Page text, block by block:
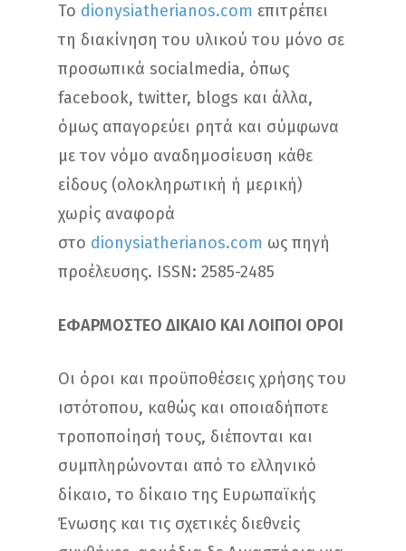
Το dionysiatherianos.com επιτρέπει
τη διακίνηση του υλικού του μόνο σε
προσωπικά socialmedia, όπως
facebook, twitter, blogs και άλλα,
όμως απαγορεύει ρητά και σύμφωνα
με τον νόμο αναδημοσίευση κάθε
είδους (ολοκληρωτική ή μερική)
χωρίς αναφορά
στο dionysiatherianos.com ως πηγή
προέλευσης. ISSN: 2585-2485
ΕΦΑΡΜΟΣΤΕΟ ΔΙΚΑΙΟ ΚΑΙ ΛΟΙΠΟΙ ΟΡΟΙ
Οι όροι και προϋποθέσεις χρήσης του
ιστότοπου, καθώς και οποιαδήποτε
τροποποίησή τους, διέπονται και
συμπληρώνονται από το ελληνικό
δίκαιο, το δίκαιο της Ευρωπαϊκής
Ένωσης και τις σχετικές διεθνείς